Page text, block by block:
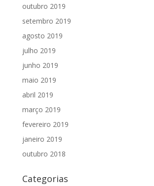
outubro 2019
setembro 2019
agosto 2019
julho 2019
junho 2019
maio 2019
abril 2019
março 2019
fevereiro 2019
janeiro 2019
outubro 2018
Categorias